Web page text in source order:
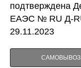
подтверждена
ЕАЭС № RU Д-
29.11.2023
САМОВЫВОЗ